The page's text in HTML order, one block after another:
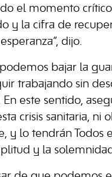
el momento
y la cifra de
dijo.
bajar la
trabajando sin
En este sentido,
crisis sanitaria, ni
y lo tendrán Todos
y la